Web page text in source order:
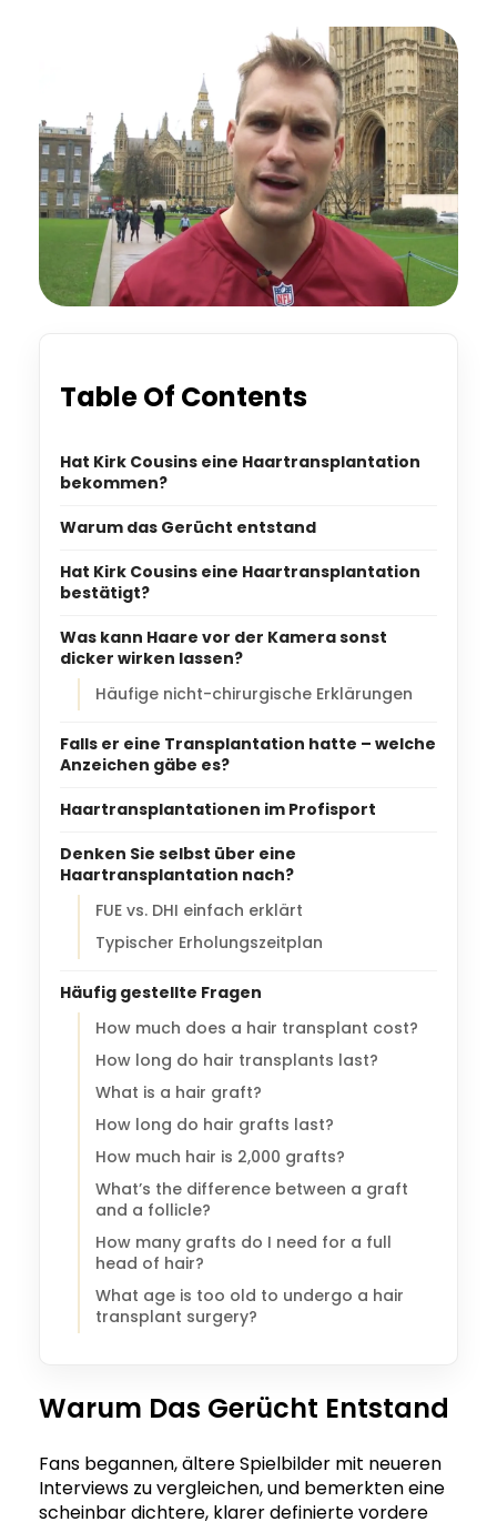
Table Of Contents
Hat Kirk Cousins eine Haartransplantation
bekommen?
Warum das Gerücht entstand
Hat Kirk Cousins eine Haartransplantation
bestätigt?
Was kann Haare vor der Kamera sonst
dicker wirken lassen?
Häufige nicht-chirurgische Erklärungen
Falls er eine Transplantation hatte – welche
Anzeichen gäbe es?
Haartransplantationen im Profisport
Denken Sie selbst über eine
Haartransplantation nach?
FUE vs. DHI einfach erklärt
Typischer Erholungszeitplan
Häufig gestellte Fragen
How much does a hair transplant cost?
How long do hair transplants last?
What is a hair graft?
How long do hair grafts last?
How much hair is 2,000 grafts?
What’s the difference between a graft
and a follicle?
How many grafts do I need for a full
head of hair?
What age is too old to undergo a hair
transplant surgery?
Warum Das Gerücht Entstand
Fans begannen, ältere Spielbilder mit neueren
Interviews zu vergleichen, und bemerkten eine
scheinbar dichtere, klarer definierte vordere